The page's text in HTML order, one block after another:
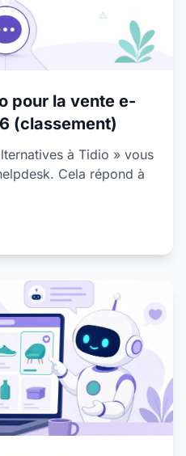
pour la vente e-
(classement)
à Tidio » vous
Cela répond à